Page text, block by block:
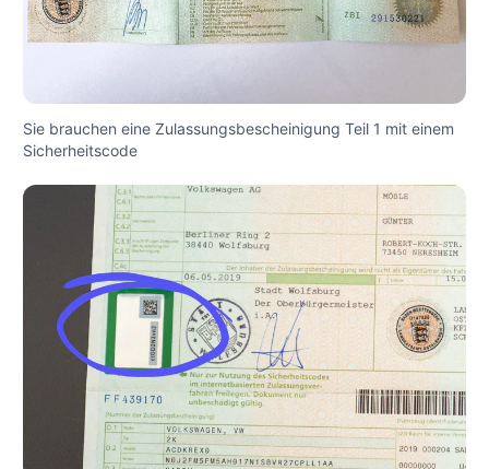
Sie brauchen eine Zulassungsbescheinigung Teil 1 mit einem
Sicherheitscode